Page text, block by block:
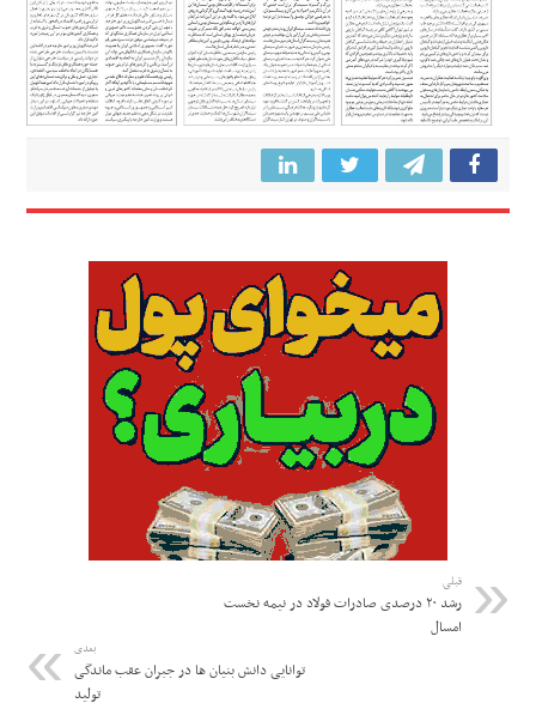
قبلی
رشد ۲۰ درصدی صادرات فولاد در نیمه نخست
امسال
بعدی
توانایی دانش بنیان ها در جبران عقب ماندگی
تولید